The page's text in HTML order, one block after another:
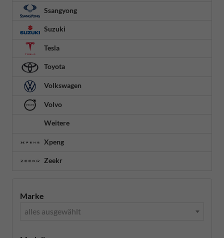
Ssangyong
Suzuki
Tesla
Toyota
Volkswagen
Volvo
Weitere
Xpeng
Zeekr
Marke
alles ausgewählt